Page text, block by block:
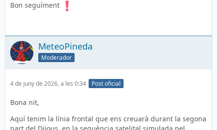
Bon seguíment
MeteoPineda
Moderador
4 de juny de 2026, a les 0:34 Post oficial
Bona nit,
Aquí tenim la línia frontal que ens creuarà durant la segona